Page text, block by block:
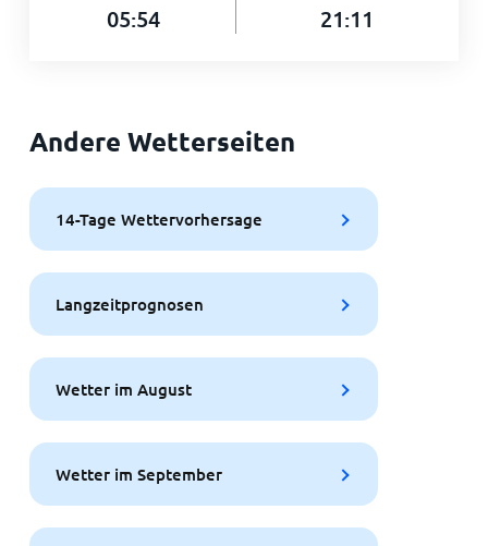
05:54 21:11
Andere Wetterseiten
14-Tage Wettervorhersage
Langzeitprognosen
Wetter im August
Wetter im September